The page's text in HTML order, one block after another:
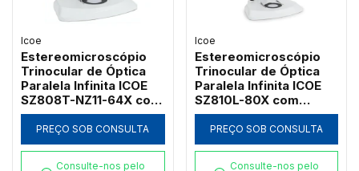
Icoe
Estereomicroscópio
Trinocular de Óptica
Paralela Infinita ICOE
SZ808T-NZ11-64X com
Foco Coaxial e Zoom
até 64x
PREÇO SOB CONSULTA
Consulte-nos pelo
Icoe
Estereomicroscópio
Trinocular de Óptica
Paralela Infinita ICOE
SZ810L-80X com
Tablet 4K, Foco
Coaxial e Zoom até 80x
PREÇO SOB CONSULTA
Consulte-nos pelo